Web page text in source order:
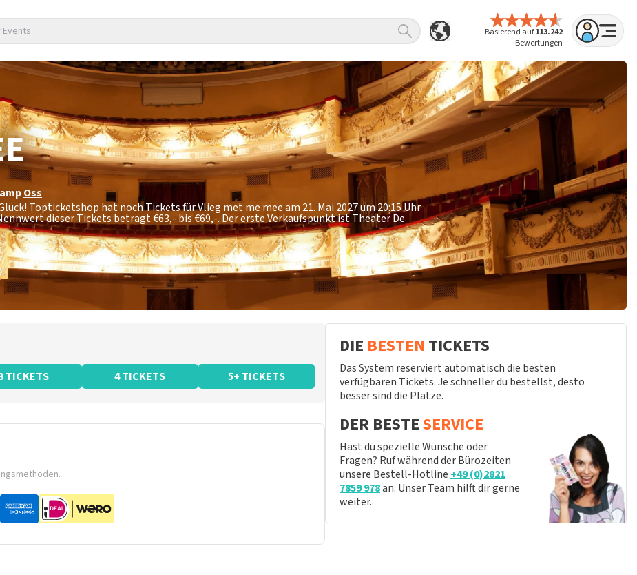
Basierend auf113.242
Bewertungen
Oss
Topticketshop hat noch Tickets für Vlieg met me mee am 21. Mai 2027 um 20:15 Uhr
dieser Tickets beträgt€63,- bis €69,-. Der erste Verkaufspunkt ist Theater De
TICKETS 4 TICKETS 5+ TICKETS
DIE BESTEN TICKETS
Das System reserviert automatisch die besten
verfügbaren Tickets. Je schneller du bestellst, desto
besser sind die Plätze.
DER BESTESERVICE
Hast du spezielle Wünsche oder
Fragen? Ruf während der Bürozeiten
unsere Bestell-Hotline +49 (0)2821
7859 978an. Unser Team hilft dir gerne
weiter.